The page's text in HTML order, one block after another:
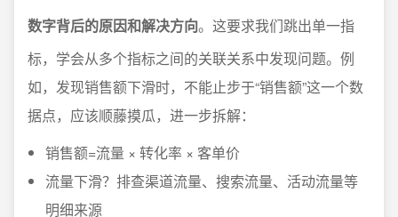
数字背后的原因和解决方向。这要求我们跳出单一指
标，学会从多个指标之间的关联关系中发现问题。例
如，发现销售额下滑时，不能止步于“销售额”这一个数
据点，应该顺藤摸瓜，进一步拆解：
销售额=流量 × 转化率 × 客单价
流量下滑？排查渠道流量、搜索流量、活动流量等
明细来源